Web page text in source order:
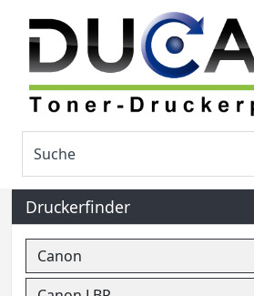
Druckerfinder